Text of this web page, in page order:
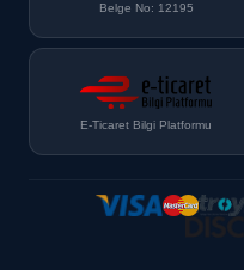
Belge No: 12195
E-Ticaret Bilgi Platformu